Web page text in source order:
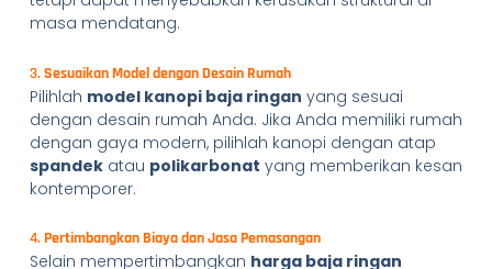
masa mendatang.
3. Sesuaikan Model dengan Desain Rumah
Pilihlah model kanopi baja ringan yang sesuai
dengan desain rumah Anda. Jika Anda memiliki rumah
dengan gaya modern, pilihlah kanopi dengan atap
spandekatau polikarbonat yang memberikan kesan
kontemporer.
4. Pertimbangkan Biaya dan Jasa Pemasangan
Selain mempertimbangkan harga baja ringan